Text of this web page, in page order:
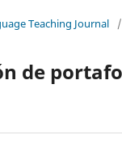
Teaching Journal /
de